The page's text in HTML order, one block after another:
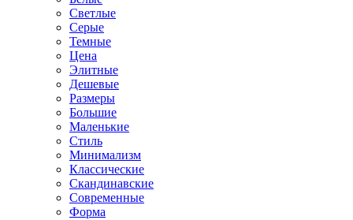
Светлые
Серые
Темные
Цена
Элитные
Дешевые
Размеры
Большие
Маленькие
Стиль
Минимализм
Классические
Скандинавские
Современные
Форма